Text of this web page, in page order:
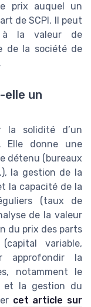
prix auquel un
de SCPI. Il peut
à la valeur de
de la société de
elle un
la solidité d’un
Elle donne une
détenu (bureaux
la gestion de la
la capacité de la
(taux de
de la valeur
du prix des parts
variable,
approfondir la
notamment le
et la gestion du
cet article sur